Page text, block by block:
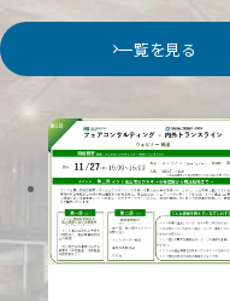
一覧を見る